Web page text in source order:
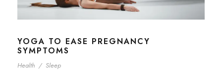
YOGA TO EASE PREGNANCY
SYMPTOMS
Health / Sleep